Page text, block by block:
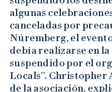
algunas
canceladas por
Núremberg, el
debía realizarse en la
suspendido por el
Locals”. Christopher
de la asociación,